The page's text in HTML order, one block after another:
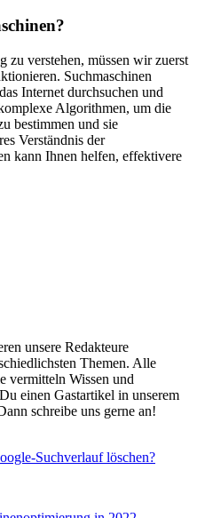
zu verstehen, müssen wir zuerst
Suchmaschinen
Internet durchsuchen und
Algorithmen, um die
bestimmen und sie
Verständnis der
kann Ihnen helfen, effektivere
unsere Redakteure
Themen. Alle
vermitteln Wissen und
einen Gastartikel in unserem
schreibe uns gerne an!
Suchverlauf löschen?